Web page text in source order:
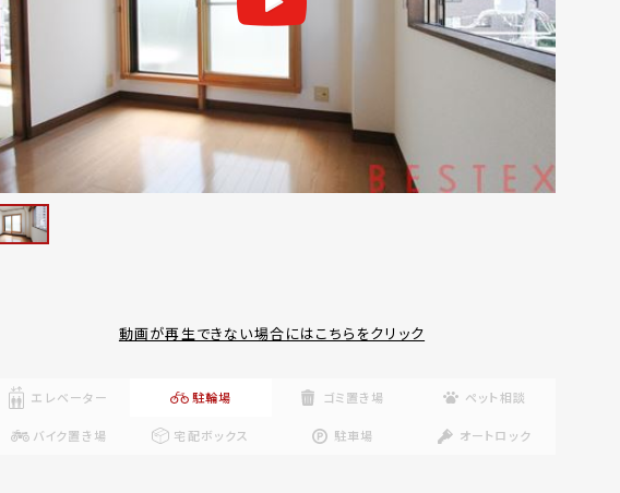
動画が再生できない場合にはこちらをクリック
エレベーター 駐輪場 ゴミ置き場 ペット相談
バイク置き場 宅配ボックス 駐車場 オートロック